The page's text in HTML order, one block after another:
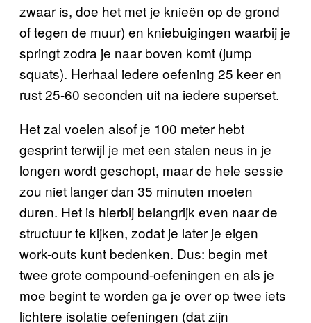
zwaar is, doe het met je knieën op de grond
of tegen de muur) en kniebuigingen waarbij je
springt zodra je naar boven komt (jump
squats). Herhaal iedere oefening 25 keer en
rust 25-60 seconden uit na iedere superset.
Het zal voelen alsof je 100 meter hebt
gesprint terwijl je met een stalen neus in je
longen wordt geschopt, maar de hele sessie
zou niet langer dan 35 minuten moeten
duren. Het is hierbij belangrijk even naar de
structuur te kijken, zodat je later je eigen
work-outs kunt bedenken. Dus: begin met
twee grote compound-oefeningen en als je
moe begint te worden ga je over op twee iets
lichtere isolatie oefeningen (dat zijn